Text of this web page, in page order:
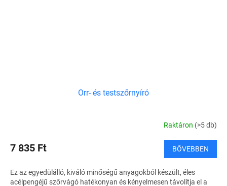
Orr- és testszőrnyíró
Raktáron (>5 db)
7 835 Ft BŐVEBBEN
Ez az egyedülálló, kiváló minőségű anyagokból készült, éles
acélpengéjű szőrvágó hatékonyan és kényelmesen távolítja el a